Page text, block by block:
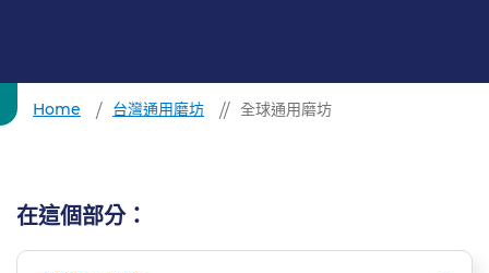
Home 台灣通用磨坊 全球通用磨坊
在這個部分：